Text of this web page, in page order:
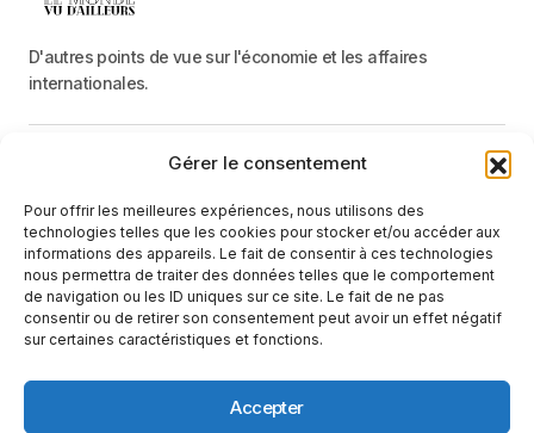
Gérer le consentement
Pour offrir les meilleures expériences, nous utilisons des
technologies telles que les cookies pour stocker et/ou accéder aux
informations des appareils. Le fait de consentir à ces technologies
nous permettra de traiter des données telles que le comportement
de navigation ou les ID uniques sur ce site. Le fait de ne pas
consentir ou de retirer son consentement peut avoir un effet négatif
sur certaines caractéristiques et fonctions.
Accepter
D'autres points de vue sur l'économie et les affaires
internationales.
Catégories
Recevez une information neutre et factuelle
E-mail
En cliquant sur le bouton « S'abonner », vous confirmez que vous
avez lu et que vous acceptez notrepolitique de confidentialité